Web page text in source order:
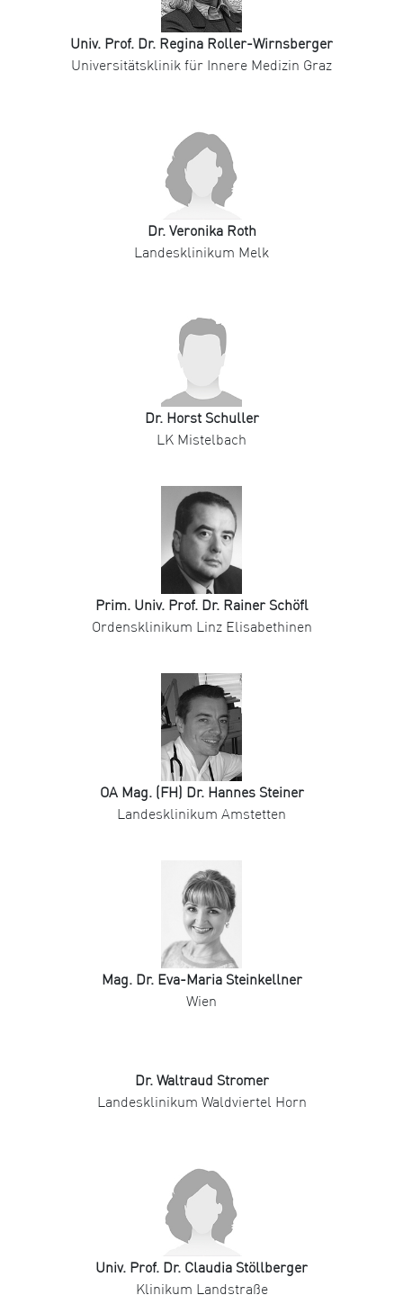
Univ. Prof. Dr. Regina Roller-Wirnsberger
Universitätsklinik für Innere Medizin Graz
Dr. Veronika Roth
Landesklinikum Melk
Dr. Horst Schuller
LK Mistelbach
Prim. Univ. Prof. Dr. Rainer Schöfl
Ordensklinikum Linz Elisabethinen
OA Mag. (FH) Dr. Hannes Steiner
Landesklinikum Amstetten
Mag. Dr. Eva-Maria Steinkellner
Wien
Dr. Waltraud Stromer
Landesklinikum Waldviertel Horn
Univ. Prof. Dr. Claudia Stöllberger
Klinikum Landstraße